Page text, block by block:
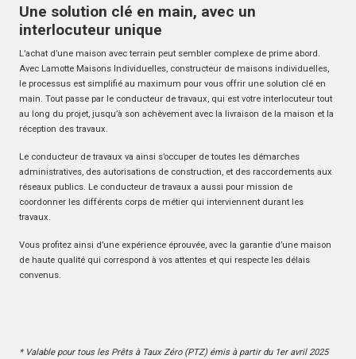
Une solution clé en main, avec un
interlocuteur unique
L’achat d’une maison avec terrain peut sembler complexe de prime abord.
Avec Lamotte Maisons Individuelles, constructeur de maisons individuelles,
le processus est simplifié au maximum pour vous offrir une solution clé en
main. Tout passe par le conducteur de travaux, qui est votre interlocuteur tout
au long du projet, jusqu’à son achèvement avec la livraison de la maison et la
réception des travaux.
Le conducteur de travaux va ainsi s’occuper de toutes les démarches
administratives, des autorisations de construction, et des raccordements aux
réseaux publics. Le conducteur de travaux a aussi pour mission de
coordonner les différents corps de métier qui interviennent durant les
travaux.
Vous profitez ainsi d’une expérience éprouvée, avec la garantie d’une maison
de haute qualité qui correspond à vos attentes et qui respecte les délais
convenus.
* Valable pour tous les Prêts à Taux Zéro (PTZ) émis à partir du 1er avril 2025